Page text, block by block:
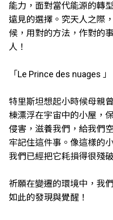
能力，面對當代能源的轉
遠見的選擇。究天人之際
候，用對的方法，作對的
人！
「Le Prince des nuages
特里斯坦想起小時候母親
棟漂浮在宇宙中的小屋，
侵害，滋養我們，給我們
牢記住這件事。像這樣的
我們已經把它耗損得很殘破
祈願在變遷的環境中，我
如此的發現與覺醒！